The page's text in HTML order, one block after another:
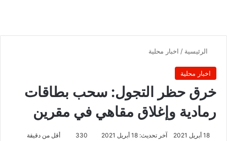
الرئيسية / اخبار محلية
اخبار محلية
خرق حظر التجول: سحب بطاقات
رمادية وإغلاق مقاهي في مقرين
18 أبريل 2021 آخر تحديث: 18 أبريل 2021 330 أقل من دقيقة